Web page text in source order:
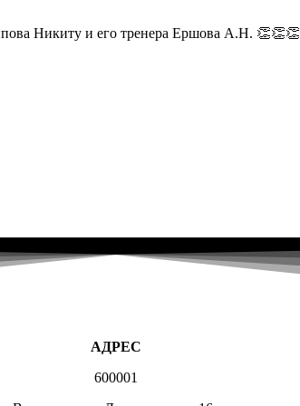
Никиту и его тренера Ершова А.Н. 👏👏👏
АДРЕС
600001